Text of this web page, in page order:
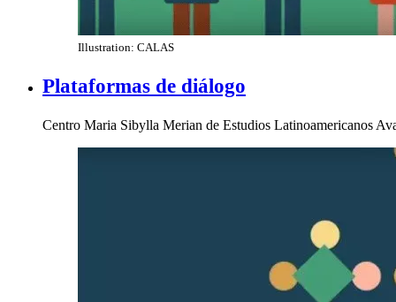
Illustration: CALAS
Plataformas de diálogo
Centro Maria Sibylla Merian de Estudios Latinoamericanos